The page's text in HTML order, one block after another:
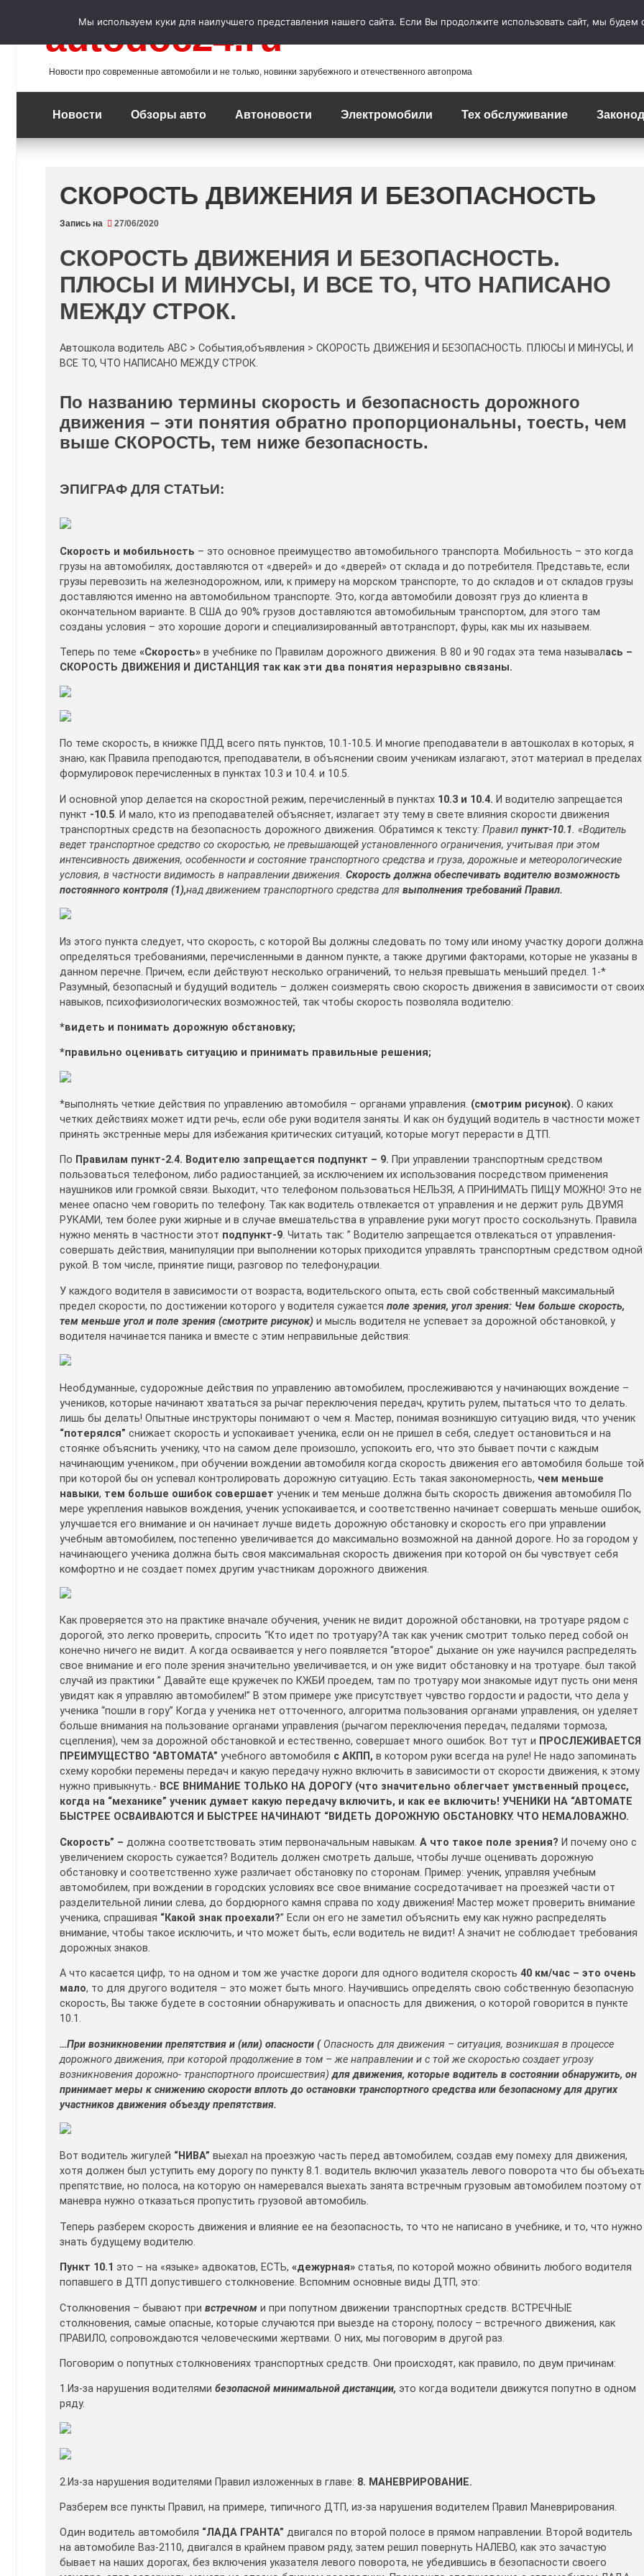
autodoc24.ru
Новости про современные автомобили и не только, новинки зарубежного и отечественного автопрома
Новости Обзоры авто Автоновости Электромобили Тех обслуживание
СКОРОСТЬ ДВИЖЕНИЯ И БЕЗОПАСНОСТЬ
Запись на 27/06/2020
СКОРОСТЬ ДВИЖЕНИЯ И БЕЗОПАСНОСТЬ.
ПЛЮСЫ И МИНУСЫ, И ВСЕ ТО, ЧТО НАПИСАНО
МЕЖДУ СТРОК.
Автошкола водитель ABC > Cобытия,объявления > СКОРОСТЬ ДВИЖЕНИЯ И БЕЗОПАСНОСТЬ. ПЛЮСЫ И МИНУСЫ, И
ВСЕ ТО, ЧТО НАПИСАНО МЕЖДУ СТРОК.
По названию термины скорость и безопасность дорожного
движения – эти понятия обратно пропорциональны, тоесть, чем
выше СКОРОСТЬ, тем ниже безопасность.
ЭПИГРАФ ДЛЯ СТАТЬИ:
Скорость и мобильность – это основное преимущество автомобильного транспорта. Мобильность – это когда
грузы на автомобилях, доставляются от «дверей» и до «дверей» от склада и до потребителя. Представьте, если
грузы перевозить на железнодорожном, или, к примеру на морском транспорте, то до складов и от складов грузы
доставляются именно на автомобильном транспорте. Это, когда автомобили довозят груз до клиента в
окончательном варианте. В США до 90% грузов доставляются автомобильным транспортом, для этого там
созданы условия – это хорошие дороги и специализированный автотранспорт, фуры, как мы их называем.
Теперь по теме «Скорость» в учебнике по Правилам дорожного движения. В 80 и 90 годах эта тема называлась –
СКОРОСТЬ ДВИЖЕНИЯ И ДИСТАНЦИЯ так как эти два понятия неразрывно связаны.
По теме скорость, в книжке ПДД всего пять пунктов, 10.1-10.5. И многие преподаватели в автошколах в которых, я
знаю, как Правила преподаются, преподаватели, в объяснении своим ученикам излагают, этот материал в пределах
формулировок перечисленных в пунктах 10.3 и 10.4. и 10.5.
И основной упор делается на скоростной режим, перечисленный в пунктах 10.3 и 10.4. И водителю запрещается
пункт -10.5. И мало, кто из преподавателей объясняет, излагает эту тему в свете влияния скорости движения
транспортных средств на безопасность дорожного движения. Обратимся к тексту: Правил пункт-10.1. «Водитель
ведет транспортное средство со скоростью, не превышающей установленного ограничения, учитывая при этом
интенсивность движения, особенности и состояние транспортного средства и груза, дорожные и метеорологические
условия, в частности видимость в направлении движения. Скорость должна обеспечивать водителю возможность
постоянного контроля (1),над движением транспортного средства для выполнения требований Правил.
Из этого пункта следует, что скорость, с которой Вы должны следовать по тому или иному участку дороги должна
определяться требованиями, перечисленными в данном пункте, а также другими факторами, которые не указаны в
данном перечне. Причем, если действуют несколько ограничений, то нельзя превышать меньший предел. 1-*
Разумный, безопасный и будущий водитель – должен соизмерять свою скорость движения в зависимости от своих
навыков, психофизиологических возможностей, так чтобы скорость позволяла водителю:
*видеть и понимать дорожную обстановку;
*правильно оценивать ситуацию и принимать правильные решения;
*выполнять четкие действия по управлению автомобиля – органами управления. (смотрим рисунок). О каких
четких действиях может идти речь, если обе руки водителя заняты. И как он будущий водитель в частности может
принять экстренные меры для избежания критических ситуаций, которые могут перерасти в ДТП.
По Правилам пункт-2.4. Водителю запрещается подпункт – 9. При управлении транспортным средством
пользоваться телефоном, либо радиостанцией, за исключением их использования посредством применения
наушников или громкой связи. Выходит, что телефоном пользоваться НЕЛЬЗЯ, А ПРИНИМАТЬ ПИЩУ МОЖНО! Это не
менее опасно чем говорить по телефону. Так как водитель отвлекается от управления и не держит руль ДВУМЯ
РУКАМИ, тем более руки жирные и в случае вмешательства в управление руки могут просто соскользнуть. Правила
нужно менять в частности этот подпункт-9. Читать так: ” Водителю запрещается отвлекаться от управления-
совершать действия, манипуляции при выполнении которых приходится управлять транспортным средством одной
рукой. В том числе, принятие пищи, разговор по телефону,рации.
У каждого водителя в зависимости от возраста, водительского опыта, есть свой собственный максимальный
предел скорости, по достижении которого у водителя сужается поле зрения, угол зрения: Чем больше скорость,
тем меньше угол и поле зрения (смотрите рисунок) и мысль водителя не успевает за дорожной обстановкой, у
водителя начинается паника и вместе с этим неправильные действия:
Необдуманные, судорожные действия по управлению автомобилем, прослеживаются у начинающих вождение –
учеников, которые начинают хвататься за рычаг переключения передач, крутить рулем, пытаться что то делать.
лишь бы делать! Опытные инструкторы понимают о чем я. Мастер, понимая возникшую ситуацию видя, что ученик
“потерялся” снижает скорость и успокаивает ученика, если он не пришел в себя, следует остановиться и на
стоянке объяснить ученику, что на самом деле произошло, успокоить его, что это бывает почти с каждым
начинающим учеником., при обучении вождении автомобиля когда скорость движения его автомобиля больше той
при которой бы он успевал контролировать дорожную ситуацию. Есть такая закономерность, чем меньше
навыки, тем больше ошибок совершает ученик и тем меньше должна быть скорость движения автомобиля По
мере укрепления навыков вождения, ученик успокаивается, и соответственно начинает совершать меньше ошибок,
улучшается его внимание и он начинает лучше видеть дорожную обстановку и скорость его при управлении
учебным автомобилем, постепенно увеличивается до максимально возможной на данной дороге. Но за городом у
начинающего ученика должна быть своя максимальная скорость движения при которой он бы чувствует себя
комфортно и не создает помех другим участникам дорожного движения.
Как проверяется это на практике вначале обучения, ученик не видит дорожной обстановки, на тротуаре рядом с
дорогой, это легко проверить, спросить “Кто идет по тротуару?А так как ученик смотрит только перед собой он
конечно ничего не видит. А когда осваивается у него появляется “второе” дыхание он уже научился распределять
свое внимание и его поле зрения значительно увеличивается, и он уже видит обстановку и на тротуаре. был такой
случай из практики ” Давайте еще кружечек по КЖБИ проедем, там по тротуару мои знакомые идут пусть они меня
увидят как я управляю автомобилем!” В этом примере уже присутствует чувство гордости и радости, что дела у
ученика “пошли в гору” Когда у ученика нет отточенного, алгоритма пользования органами управления, он уделяет
больше внимания на пользование органами управления (рычагом переключения передач, педалями тормоза,
сцепления), чем за дорожной обстановкой и естественно, совершает много ошибок. Вот тут и ПРОСЛЕЖИВАЕТСЯ
ПРЕИМУЩЕСТВО “АВТОМАТА” учебного автомобиля с АКПП, в котором руки всегда на руле! Не надо запоминать
схему коробки перемены передач и какую передачу нужно включить в зависимости от скорости движения, к этому
нужно привыкнуть.- ВСЕ ВНИМАНИЕ ТОЛЬКО НА ДОРОГУ (что значительно облегчает умственный процесс,
когда на “механике” ученик думает какую передачу включить, и как ее включить! УЧЕНИКИ НА “АВТОМАТЕ
БЫСТРЕЕ ОСВАИВАЮТСЯ И БЫСТРЕЕ НАЧИНАЮТ “ВИДЕТЬ ДОРОЖНУЮ ОБСТАНОВКУ. ЧТО НЕМАЛОВАЖНО.
Скорость” – должна соответствовать этим первоначальным навыкам. А что такое поле зрения? И почему оно с
увеличением скорость сужается? Водитель должен смотреть дальше, чтобы лучше оценивать дорожную
обстановку и соответственно хуже различает обстановку по сторонам. Пример: ученик, управляя учебным
автомобилем, при вождении в городских условиях все свое внимание сосредотачивает на проезжей части от
разделительной линии слева, до бордюрного камня справа по ходу движения! Мастер может проверить внимание
ученика, спрашивая “Какой знак проехали?” Если он его не заметил объяснить ему как нужно распределять
внимание, чтобы такое исключить, и что может быть, если водитель не видит! А значит не соблюдает требования
дорожных знаков.
А что касается цифр, то на одном и том же участке дороги для одного водителя скорость 40 км/час – это очень
мало, то для другого водителя – это может быть много. Научившись определять свою собственную безопасную
скорость, Вы также будете в состоянии обнаруживать и опасность для движения, о которой говорится в пункте
10.1.
…При возникновении препятствия и (или) опасности ( Опасность для движения – ситуация, возникшая в процессе
дорожного движения, при которой продолжение в том – же направлении и с той же скоростью создает угрозу
возникновения дорожно- транспортного происшествия) для движения, которые водитель в состоянии обнаружить, он
принимает меры к снижению скорости вплоть до остановки транспортного средства или безопасному для других
участников движения объезду препятствия.
Вот водитель жигулей “НИВА” выехал на проезжую часть перед автомобилем, создав ему помеху для движения,
хотя должен был уступить ему дорогу по пункту 8.1. водитель включил указатель левого поворота что бы
препятствие, но полоса, на которую он намеревался выехать занята встречным грузовым автомобилем поэтому от
маневра нужно отказаться пропустить грузовой автомобиль.
Теперь разберем скорость движения и влияние ее на безопасность, то что не написано в учебнике, и то, что нужно
знать будущему водителю.
Пункт 10.1 это – на «языке» адвокатов, ЕСТЬ, «дежурная» статья, по которой можно обвинить любого водителя
попавшего в ДТП допустившего столкновение. Вспомним основные виды ДТП, это:
Столкновения – бывают при встречном и при попутном движении транспортных средств. ВСТРЕЧНЫЕ
столкновения, самые опасные, которые случаются при выезде на сторону, полосу – встречного движения, как
ПРАВИЛО, сопровождаются человеческими жертвами. О них, мы поговорим в другой раз.
Поговорим о попутных столкновениях транспортных средств. Они происходят, как правило, по двум причинам:
1.Из-за нарушения водителями безопасной минимальной дистанции, это когда водители движутся попутно в одном
ряду.
2.Из-за нарушения водителями Правил изложенных в главе: 8. МАНЕВРИРОВАНИЕ.
Разберем все пункты Правил, на примере, типичного ДТП, из-за нарушения водителем Правил Маневрирования.
Один водитель автомобиля “ЛАДА ГРАНТА” двигался по второй полосе в прямом направлении. Второй водитель
на автомобиле Ваз-2110, двигался в крайнем правом ряду, затем решил повернуть НАЛЕВО, как это зачастую
бывает на наших дорогах, без включения указателя левого поворота, не убедившись в безопасности своего
Мы используем куки для наилучшего представления нашего сайта. Если Вы продолжите использовать сайт, мы будем